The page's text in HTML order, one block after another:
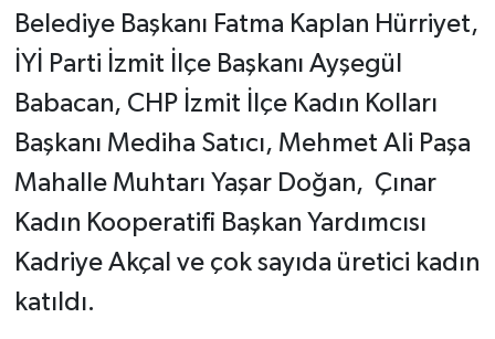
Belediye Başkanı Fatma Kaplan Hürriyet,
İYİ Parti İzmit İlçe Başkanı Ayşegül
Babacan, CHP İzmit İlçe Kadın Kolları
Başkanı Mediha Satıcı, Mehmet Ali Paşa
Mahalle Muhtarı Yaşar Doğan, Çınar
Kadın Kooperatifi Başkan Yardımcısı
Kadriye Akçal ve çok sayıda üretici kadın
katıldı.